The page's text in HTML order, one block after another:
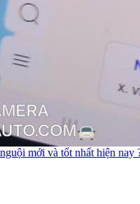
mới và tốt nhất hiện nay